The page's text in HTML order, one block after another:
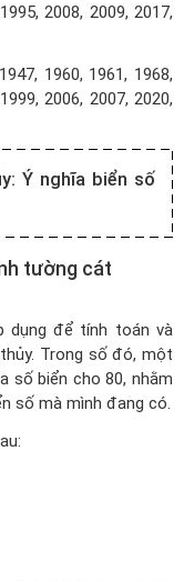
2008, 2009, 2017,
1960, 1961, 1968,
2006, 2007, 2020,
Ý nghĩa biển số
tường cát
dụng để tính toán và
Trong số đó, một
số biển cho 80, nhằm
số mà mình đang có.